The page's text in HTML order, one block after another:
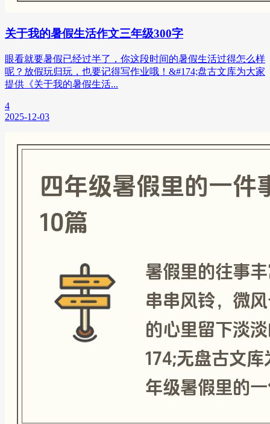
关于我的暑假生活作文三年级300字
眼看就要暑假已经过半了，你这段时间的暑假生活过得怎么样
呢？放假玩归玩，也要记得写作业哦！&#174;盘古文库为大家
提供《关于我的暑假生活...
4
2025-12-03